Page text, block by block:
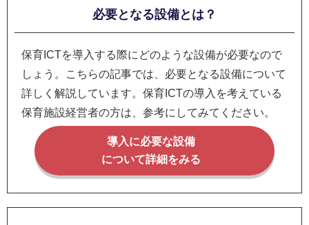
必要となる設備とは？
保育ICTを導入する際にどのような設備が必要なので
しょう。こちらの記事では、必要となる設備について
詳しく解説しています。保育ICTの導入を考えている
保育施設経営者の方は、参考にしてみてください。
導入に必要な設備
について詳細をみる